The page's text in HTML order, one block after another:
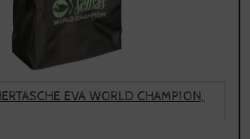
EVA WORLD CHAMPION,